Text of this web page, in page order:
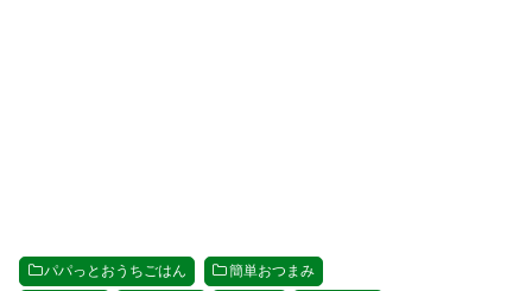
パパっとおうちごはん 簡単おつまみ